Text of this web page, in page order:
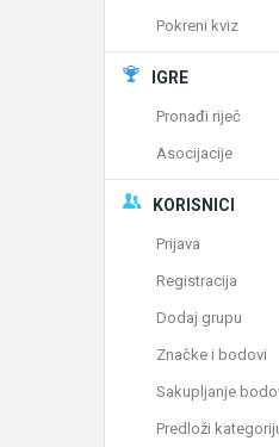
Pokreni kviz
IGRE
Pronađi riječ
Asocijacije
KORISNICI
Prijava
Registracija
Dodaj grupu
Značke i bodovi
Sakupljanje
Predloži